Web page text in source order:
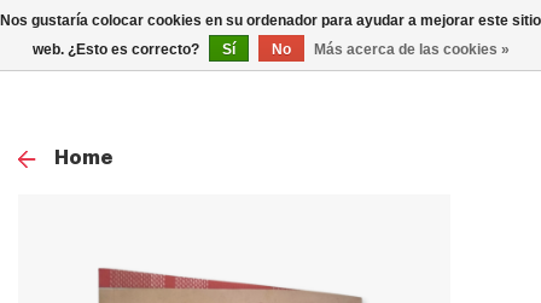
0
Home
Nos gustaría colocar cookies en su ordenador para ayudar a mejorar este sitio
web. ¿Esto es correcto?
Sí No Más acerca de las cookies »